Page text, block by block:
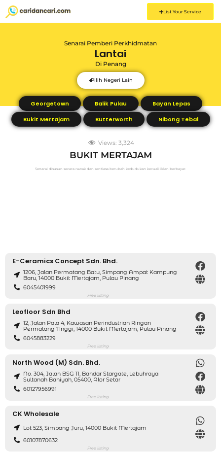
List Your Service
Senarai Pemberi Perkhidmatan
Lantai
Di Penang
Pilih Negeri Lain
Georgetown Balik Pulau
Bayan Lepas
Bukit Mertajam
Butterworth Nibong Tebal
Views: 3,324
BUKIT MERTAJAM
Senarai disusun secara rawak dan sentiasa berubah kedudukan kecuali iklan berbayar.
E-Ceramics Concept Sdn. Bhd.
1206, Jalan Permatang Batu, Simpang Ampat Kampung
Baru, 14000 Bukit Mertajam, Pulau Pinang
6045401999
Free listing
Leofloor Sdn Bhd
12, Jalan Pala 4, Kawasan Perindustrian Ringan
Permatang Tinggi, 14000 Bukit Mertajam, Pulau Pinang
6045883229
Free listing
North Wood (M) Sdn. Bhd.
No. 304, Jalan BSG 11, Bandar Stargate, Lebuhraya
Sultanah Bahiyah, 05400, Alor Setar
60127956991
Free listing
CK Wholesale
Lot 523, Simpang Juru, 14000 Bukit Mertajam
60107870632
Free listing